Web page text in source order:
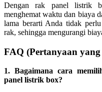
Dengan rak panel listrik
menghemat waktu dan biaya
lama berarti Anda tidak
rak, sehingga mengurangi
FAQ (Pertanyaan
1. Bagaimana cara
panel listrik box?